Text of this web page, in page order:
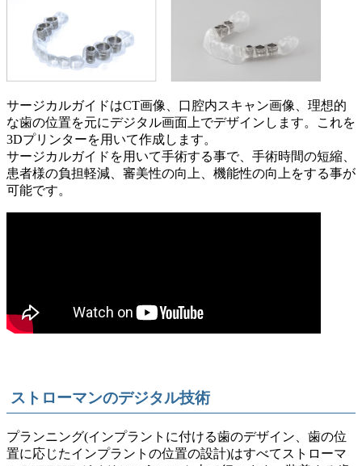
サージカルガイドはCT画像、口腔内スキャン画像、理想的
な歯の位置を元にデジタル画面上でデザインします。これを
3Dプリンターを用いて作成します。
サージカルガイドを用いて手術する事で、手術時間の短縮、
患者様の負担軽減、審美性の向上、機能性の向上をする事が
可能です。
ストローマンのデジタル技術
プランニング(インプラントに付ける歯のデザイン、歯の位
置に応じたインプラントの位置の設計)はすべてストローマ